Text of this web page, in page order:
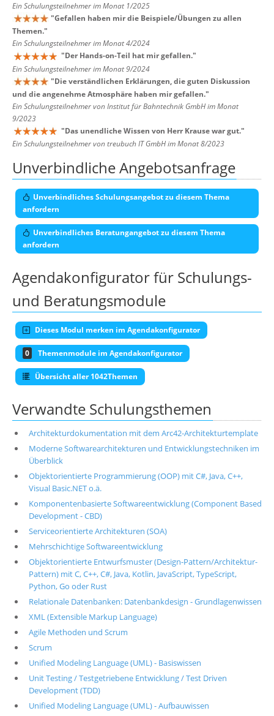
Ein Schulungsteilnehmer im Monat 1/2025
"Gefallen haben mir die Beispiele/Übungen zu allen
Themen."
Ein Schulungsteilnehmer im Monat 4/2024
"Der Hands-on-Teil hat mir gefallen."
Ein Schulungsteilnehmer im Monat 9/2024
"Die verständlichen Erklärungen, die guten Diskussion
und die angenehme Atmosphäre haben mir gefallen."
Ein Schulungsteilnehmer von Institut für Bahntechnik GmbH im Monat
9/2023
"Das unendliche Wissen von Herr Krause war gut."
Ein Schulungsteilnehmer von treubuch IT GmbH im Monat 8/2023
Unverbindliche Angebotsanfrage
Unverbindliches Schulungsangebot zu diesem Thema
anfordern
Unverbindliches Beratungangebot zu diesem Thema
anfordern
Agendakonfigurator für Schulungs-
und Beratungsmodule
Dieses Modul merken im Agendakonfigurator
0 Themenmodule im Agendakonfigurator
Übersicht aller 1042Themen
Verwandte Schulungsthemen
Architekturdokumentation mit dem Arc42-Architekturtemplate
Moderne Softwarearchitekturen und Entwicklungstechniken im
Überblick
Objektorientierte Programmierung (OOP) mit C#, Java, C++,
Visual Basic.NET o.ä.
Komponentenbasierte Softwareentwicklung (Component Based
Development - CBD)
Serviceorientierte Architekturen (SOA)
Mehrschichtige Softwareentwicklung
Objektorientierte Entwurfsmuster (Design-Pattern/Architektur-
Pattern) mit C, C++, C#, Java, Kotlin, JavaScript, TypeScript,
Python, Go oder Rust
Relationale Datenbanken: Datenbankdesign - Grundlagenwissen
XML (Extensible Markup Language)
Agile Methoden und Scrum
Scrum
Unified Modeling Language (UML) - Basiswissen
Unit Testing / Testgetriebene Entwicklung / Test Driven
Development (TDD)
Unified Modeling Language (UML) - Aufbauwissen